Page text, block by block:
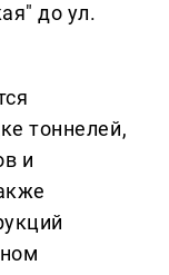
до ул.
тоннелей,
и